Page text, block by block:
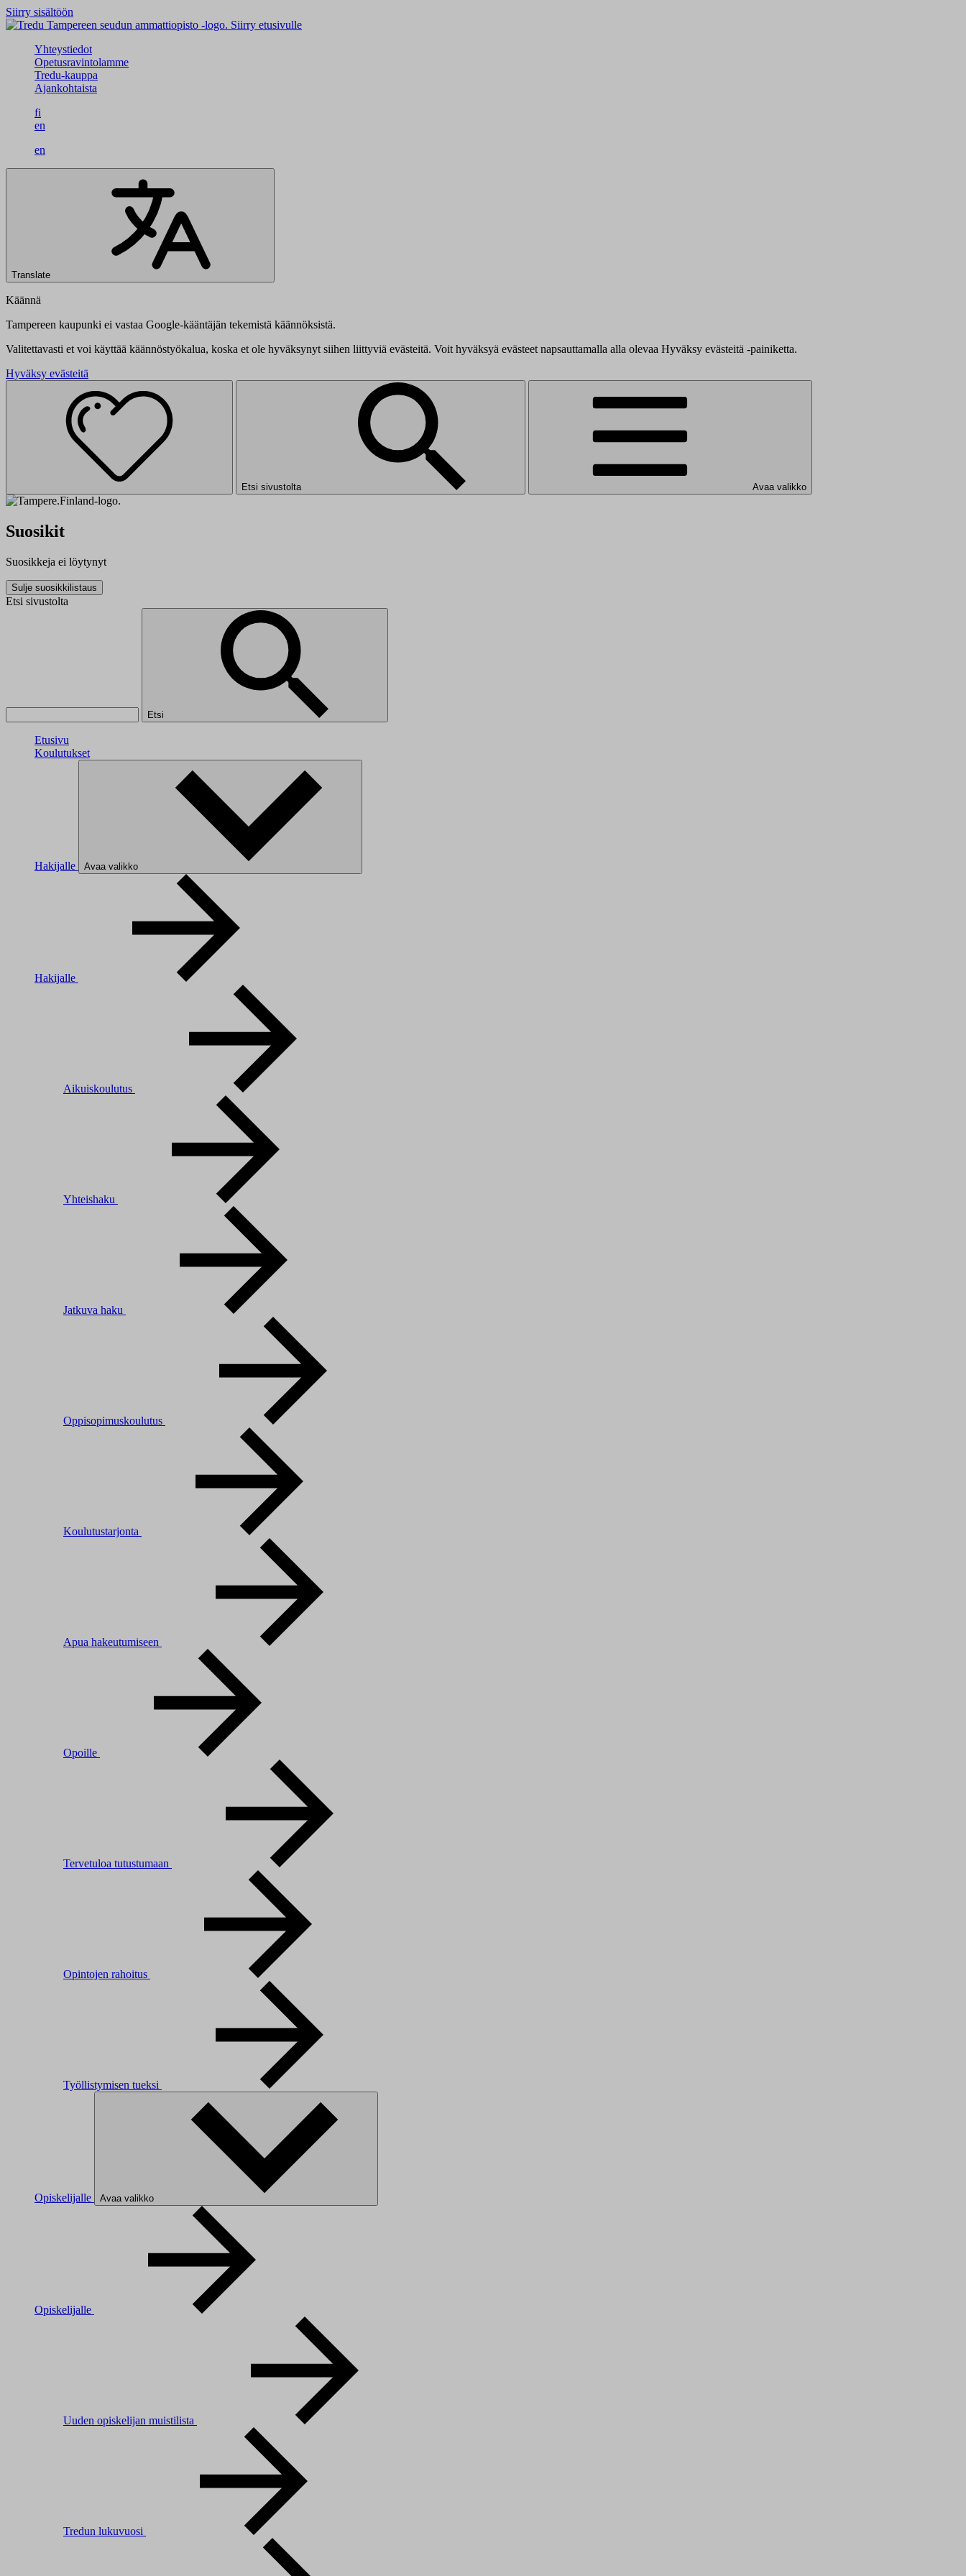
Siirry sisältöön
Siirry etusivulle
Yhteystiedot
Opetusravintolamme
Tredu-kauppa
Ajankohtaista
fi
en
en
Translate
Käännä
Tampereen kaupunki ei vastaa Google-kääntäjän tekemistä käännöksistä.
Valitettavasti et voi käyttää käännöstyökalua, koska et ole hyväksynyt siihen liittyviä evästeitä. Voit hyväksyä evästeet napsauttamalla alla olevaa Hyväksy evästeitä -painiketta.
Hyväksy evästeitä
Etsi sivustolta Avaa valikko
Suosikit
Suosikkeja ei löytynyt
Sulje suosikkilistaus
Etsi sivustolta
Etsi
Etusivu
Koulutukset
Hakijalle Avaa valikko
Hakijalle
Aikuiskoulutus
Yhteishaku
Jatkuva haku
Oppisopimuskoulutus
Koulutustarjonta
Apua hakeutumiseen
Opoille
Tervetuloa tutustumaan
Opintojen rahoitus
Työllistymisen tueksi
Opiskelijalle Avaa valikko
Opiskelijalle
Uuden opiskelijan muistilista
Tredun lukuvuosi